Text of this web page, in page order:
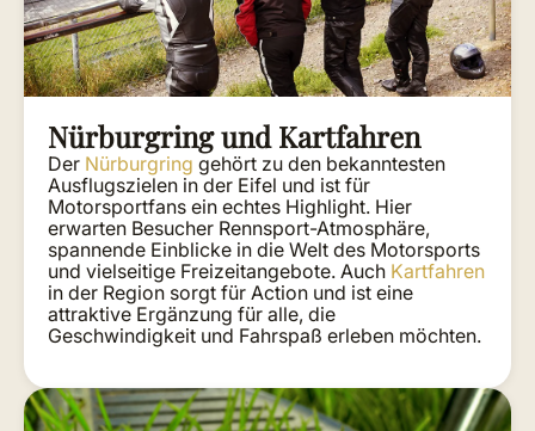
Nürburgring und Kartfahren
Der Nürburgring gehört zu den bekanntesten
Ausflugszielen in der Eifel und ist für
Motorsportfans ein echtes Highlight. Hier
erwarten Besucher Rennsport-Atmosphäre,
spannende Einblicke in die Welt des Motorsports
und vielseitige Freizeitangebote. Auch Kartfahren
in der Region sorgt für Action und ist eine
attraktive Ergänzung für alle, die
Geschwindigkeit und Fahrspaß erleben möchten.